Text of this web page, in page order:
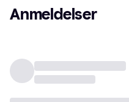
Anmeldelser